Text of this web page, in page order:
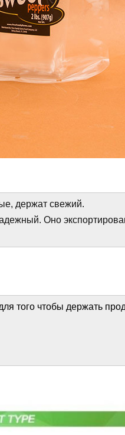
держат свежий.
Оно
того чтобы держать